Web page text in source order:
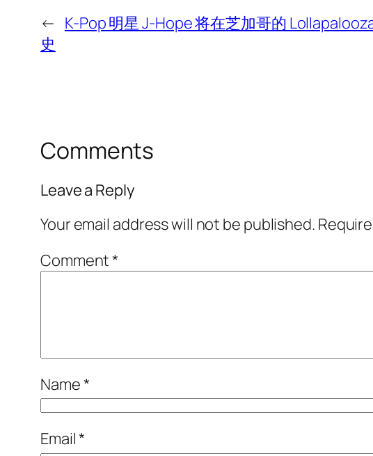
← K-Pop 明星 J-Hope 将在芝加哥的
史
Comments
Leave a Reply
Your email address will not be published.
Comment*
Name*
Email*